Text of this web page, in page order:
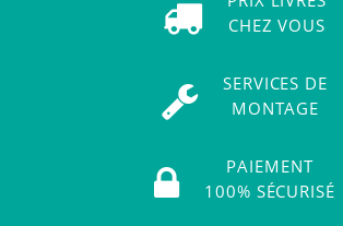
CHEZ VOUS
SERVICES DE
MONTAGE
PAIEMENT
100% SÉCURISÉ